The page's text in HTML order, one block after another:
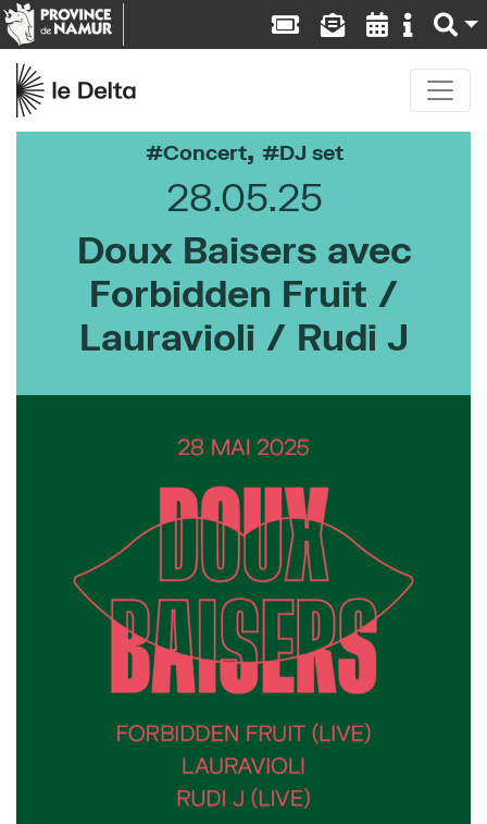
Concert, DJ set
28.05.25
Doux Baisers avec
Forbidden Fruit /
Lauravioli / Rudi J